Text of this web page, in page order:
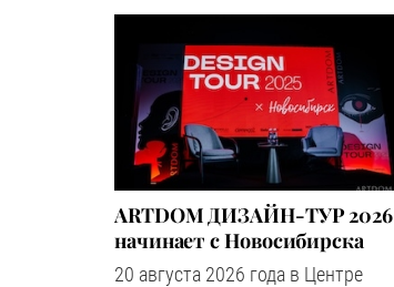
ARTDOM ДИЗАЙН-ТУР 2026
начинает с Новосибирска
20 августа 2026 года в Центре